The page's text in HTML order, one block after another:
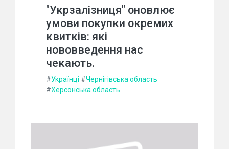
"Укрзалізниця" оновлює
умови покупки окремих
квитків: які
нововведення нас
чекають.
#Українці #Чернігівська область
#Херсонська область